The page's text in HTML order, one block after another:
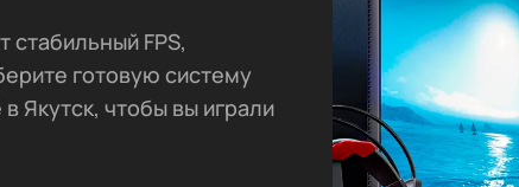
FPS,
готовую систему
Якутск, чтобы вы играли